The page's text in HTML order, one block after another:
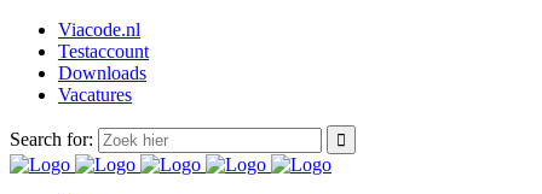
Viacode.nl
Testaccount
Downloads
Vacatures
Search for: